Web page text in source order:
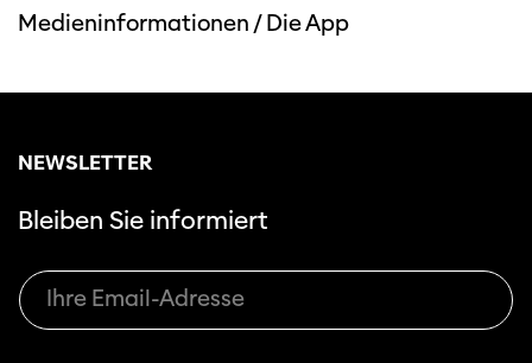
Medieninformationen /Die App
NEWSLETTER
Bleiben Sie informiert